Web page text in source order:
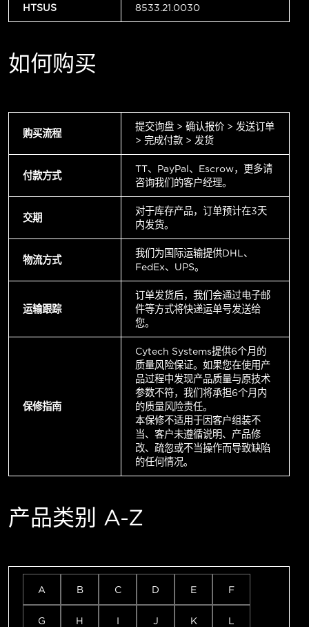
HTSUS 8533.21.0030
如何购买
购买流程
提交询盘 > 确认报价 > 发送订单
> 完成付款 > 发货
付款方式
TT、PayPal、Escrow，更多请
咨询我们的客户经理。
交期
对于库存产品，订单预计在3天
内发货。
物流方式
我们为国际运输提供DHL、
FedEx、UPS。
运输跟踪
订单发货后，我们会通过电子邮
件等方式将快递运单号发送给
您。
保修指南
Cytech Systems提供6个月的
质量风险保证。如果您在使用产
品过程中发现产品质量与原技术
参数不符，我们将承担6个月内
的质量风险责任。
本保修不适用于因客户组装不
当、客户未遵循说明、产品修
改、疏忽或不当操作而导致缺陷
的任何情况。
产品类别 A-Z
A B C D E F
G H I J K L